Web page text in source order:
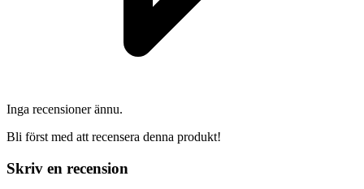
Inga recensioner ännu.
Bli först med att recensera denna produkt!
Skriv en recension